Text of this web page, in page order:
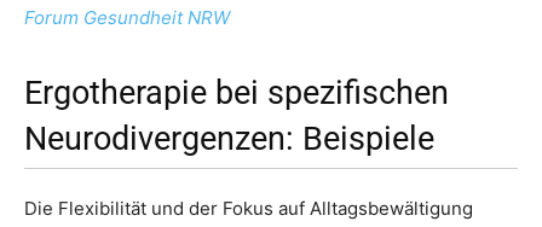
Forum Gesundheit NRW
Ergotherapie bei spezifischen
Neurodivergenzen: Beispiele
Die Flexibilität und der Fokus auf Alltagsbewältigung